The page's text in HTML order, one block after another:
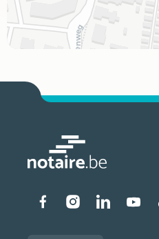
Liens vers